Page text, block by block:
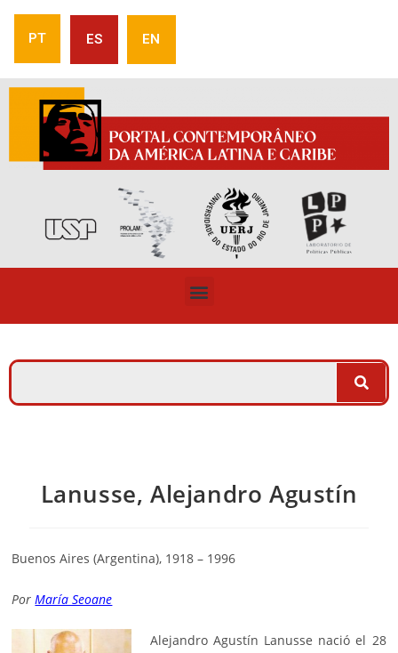
PT ES EN
Lanusse, Alejandro Agustín
Buenos Aires (Argentina), 1918 – 1996
PorMaría Seoane
Alejandro Agustín Lanusse nació el 28